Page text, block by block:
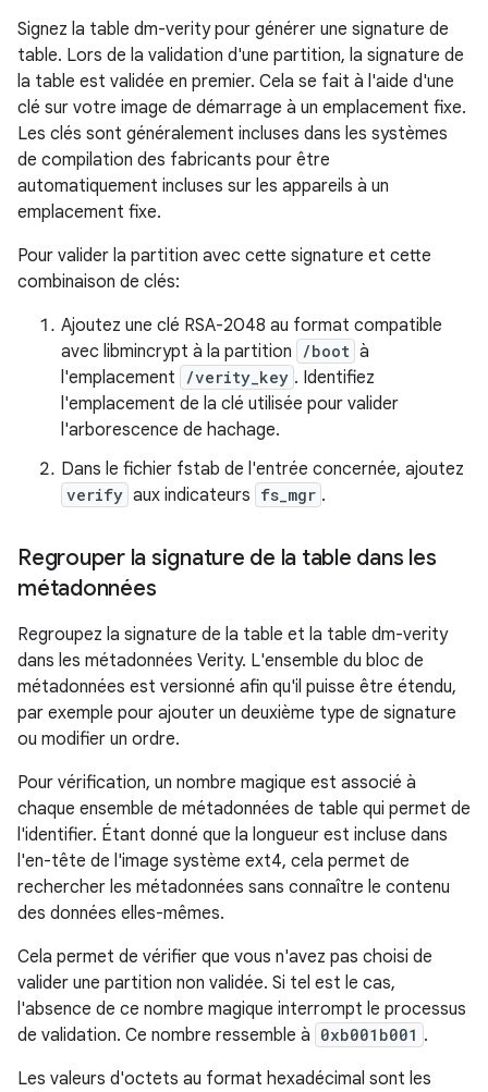
Signez la table dm-verity pour générer une signature de
table. Lors de la validation d'une partition, la signature de
la table est validée en premier. Cela se fait à l'aide d'une
clé sur votre image de démarrage à un emplacement fixe.
Les clés sont généralement incluses dans les systèmes
de compilation des fabricants pour être
automatiquement incluses sur les appareils à un
emplacement fixe.
Pour valider la partition avec cette signature et cette
combinaison de clés:
Ajoutez une clé RSA-2048 au format compatible
avec libmincrypt à la partition
/boot à
l'emplacement
/verity_key . Identifiez
l'emplacement de la clé utilisée pour valider
l'arborescence de hachage.
Dans le fichier fstab de l'entrée concernée, ajoutez
verify aux indicateurs fs_mgr .
Regrouper la signature de la table dans les
métadonnées
Regroupez la signature de la table et la table dm-verity
dans les métadonnées Verity. L'ensemble du bloc de
métadonnées est versionné afin qu'il puisse être étendu,
par exemple pour ajouter un deuxième type de signature
ou modifier un ordre.
Pour vérification, un nombre magique est associé à
chaque ensemble de métadonnées de table qui permet de
l'identifier. Étant donné que la longueur est incluse dans
l'en-tête de l'image système ext4, cela permet de
rechercher les métadonnées sans connaître le contenu
des données elles-mêmes.
Cela permet de vérifier que vous n'avez pas choisi de
valider une partition non validée. Si tel est le cas,
l'absence de ce nombre magique interrompt le processus
de validation. Ce nombre ressemble à 0xb001b001 .
Les valeurs d'octets au format hexadécimal sont les